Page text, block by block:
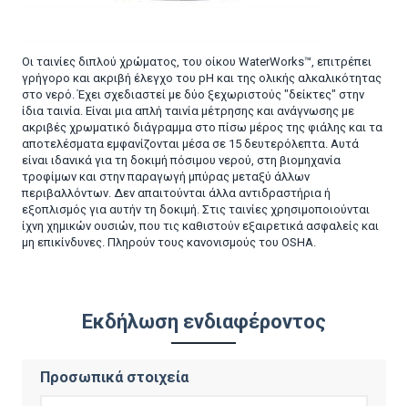
Οι ταινίες διπλού χρώματος, του οίκου WaterWorks™, επιτρέπει
γρήγορο και ακριβή έλεγχο του pH και της ολικής αλκαλικότητας
στο νερό. Έχει σχεδιαστεί με δύο ξεχωριστούς "δείκτες" στην
ίδια ταινία. Είναι μια απλή ταινία μέτρησης και ανάγνωσης με
ακριβές χρωματικό διάγραμμα στο πίσω μέρος της φιάλης και τα
αποτελέσματα εμφανίζονται μέσα σε 15 δευτερόλεπτα. Αυτά
είναι ιδανικά για τη δοκιμή πόσιμου νερού, στη βιομηχανία
τροφίμων και στην παραγωγή μπύρας μεταξύ άλλων
περιβαλλόντων. Δεν απαιτούνται άλλα αντιδραστήρια ή
εξοπλισμός για αυτήν τη δοκιμή. Στις ταινίες χρησιμοποιούνται
ίχνη χημικών ουσιών, που τις καθιστούν εξαιρετικά ασφαλείς και
μη επικίνδυνες. Πληρούν τους κανονισμούς του OSHA.
Εκδήλωση ενδιαφέροντος
Προσωπικά στοιχεία